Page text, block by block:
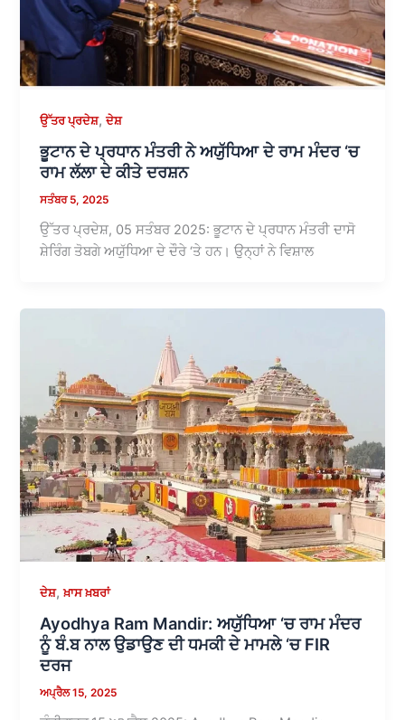
ਉੱਤਰ ਪ੍ਰਦੇਸ਼,ਦੇਸ਼
ਭੂਟਾਨ ਦੇ ਪ੍ਰਧਾਨ ਮੰਤਰੀ ਨੇ ਅਯੁੱਧਿਆ ਦੇ ਰਾਮ ਮੰਦਰ ‘ਚ
ਰਾਮ ਲੱਲਾ ਦੇ ਕੀਤੇ ਦਰਸ਼ਨ
ਸਤੰਬਰ 5, 2025
ਉੱਤਰ ਪ੍ਰਦੇਸ਼, 05 ਸਤੰਬਰ 2025: ਭੂਟਾਨ ਦੇ ਪ੍ਰਧਾਨ ਮੰਤਰੀ ਦਾਸੋ
ਸ਼ੇਰਿੰਗ ਤੋਬਗੇ ਅਯੁੱਧਿਆ ਦੇ ਦੌਰੇ ‘ਤੇ ਹਨ। ਉਨ੍ਹਾਂ ਨੇ ਵਿਸ਼ਾਲ
ਦੇਸ਼,ਖ਼ਾਸ ਖ਼ਬਰਾਂ
Ayodhya Ram Mandir: ਅਯੁੱਧਿਆ ‘ਚ ਰਾਮ ਮੰਦਰ
ਨੂੰ ਬੰ.ਬ ਨਾਲ ਉਡਾਉਣ ਦੀ ਧਮਕੀ ਦੇ ਮਾਮਲੇ ‘ਚ FIR
ਦਰਜ
ਅਪ੍ਰੈਲ 15, 2025